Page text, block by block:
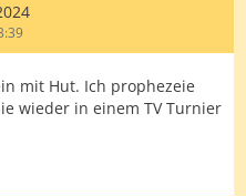
mit Hut. Ich prophezeie
wieder in einem TV Turnier